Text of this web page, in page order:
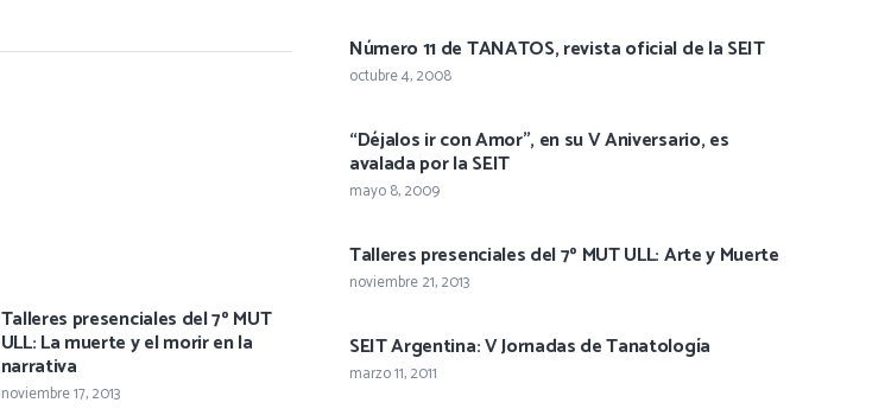
Talleres presenciales del 7º MUT
ULL: La muerte y el morir en la
narrativa
noviembre 17, 2013
Número 11 de TANATOS, revista oficial de la SEIT
octubre 4, 2008
“Déjalos ir con Amor”, en su V Aniversario, es
avalada por la SEIT
mayo 8, 2009
Talleres presenciales del 7º MUT ULL: Arte y Muerte
noviembre 21, 2013
SEIT Argentina: V Jornadas de Tanatología
marzo 11, 2011